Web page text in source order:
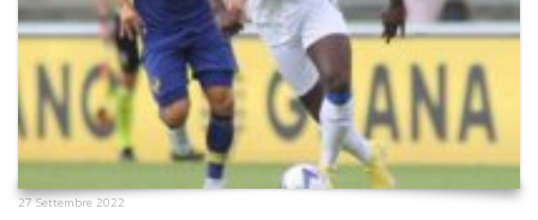
27 Settembre 2022